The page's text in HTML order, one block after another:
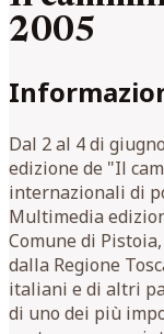
2005
Dal 2 al 4 di
edizione de "Il
internazionali di
Multimedia
Comune di
dalla Regione
italiani e di altri
di uno dei più